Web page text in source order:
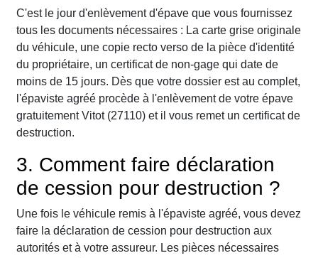
C'est le jour d'enlèvement d'épave que vous fournissez
tous les documents nécessaires : La carte grise originale
du véhicule, une copie recto verso de la pièce d'identité
du propriétaire, un certificat de non-gage qui date de
moins de 15 jours. Dès que votre dossier est au complet,
l'épaviste agréé procède à l'enlèvement de votre épave
gratuitement Vitot (27110) et il vous remet un certificat de
destruction.
3. Comment faire déclaration
de cession pour destruction ?
Une fois le véhicule remis à l'épaviste agréé, vous devez
faire la déclaration de cession pour destruction aux
autorités et à votre assureur. Les pièces nécessaires